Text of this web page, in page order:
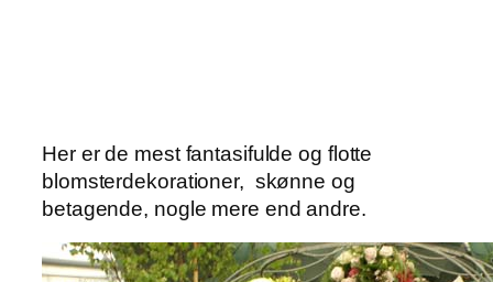
Her er de mest fantasifulde og flotte
blomsterdekorationer, skønne og
betagende, nogle mere end andre.